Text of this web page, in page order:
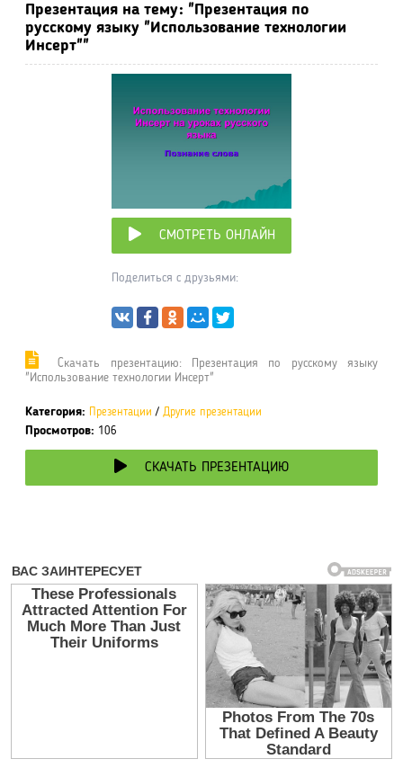
Презентация на тему: "Презентация по
русскому языку "Использование технологии
Инсерт""
СМОТРЕТЬ ОНЛАЙН
Поделиться с друзьями:
Cкачать презентацию: Презентация по русскому языку
"Использование технологии Инсерт"
Категория: Презентации / Другие презентации
Просмотров: 106
СКАЧАТЬ ПРЕЗЕНТАЦИЮ